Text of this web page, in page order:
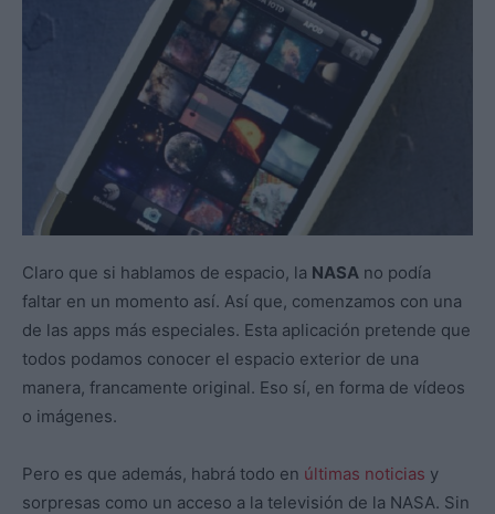
Claro que si hablamos de espacio, la NASA no podía
faltar en un momento así. Así que, comenzamos con una
de las apps más especiales. Esta aplicación pretende que
todos podamos conocer el espacio exterior de una
manera, francamente original. Eso sí, en forma de vídeos
o imágenes.
Pero es que además, habrá todo en últimas noticias y
sorpresas como un acceso a la televisión de la NASA. Sin